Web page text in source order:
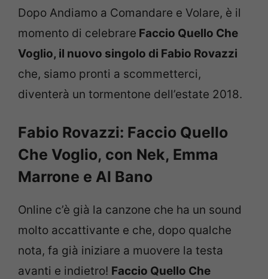
Dopo Andiamo a Comandare e Volare, è il
momento di celebrare Faccio Quello Che
Voglio, il nuovo singolo di Fabio Rovazzi
che, siamo pronti a scommetterci,
diventerà un tormentone dell’estate 2018.
Fabio Rovazzi: Faccio Quello
Che Voglio, con Nek, Emma
Marrone e Al Bano
Online c’è già la canzone che ha un sound
molto accattivante e che, dopo qualche
nota, fa già iniziare a muovere la testa
avanti e indietro! Faccio Quello Che